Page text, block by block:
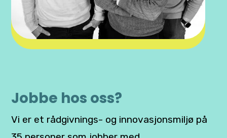
Jobbe hos oss?
Vi er et rådgivnings- og innovasjonsmiljø på